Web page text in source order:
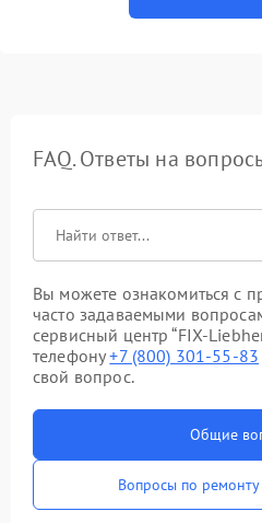
FAQ. Ответы на
Вы можете ознакомиться с
часто задаваемыми
сервисный центр “FIX-
телефону+7 (800) 301-55-83
свой вопрос.
Общие
Вопросы по